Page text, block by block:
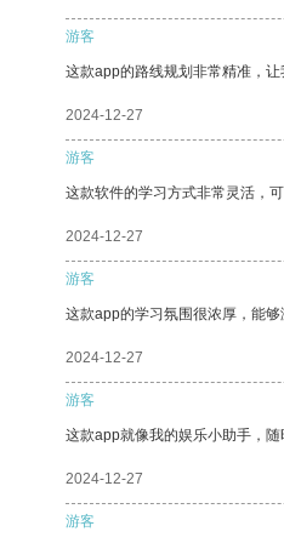
游客
这款app的路线规划非常精准，让
2024-12-27
游客
这款软件的学习方式非常灵活，
2024-12-27
游客
这款app的学习氛围很浓厚，能
2024-12-27
游客
这款app就像我的娱乐小助手，随
2024-12-27
游客